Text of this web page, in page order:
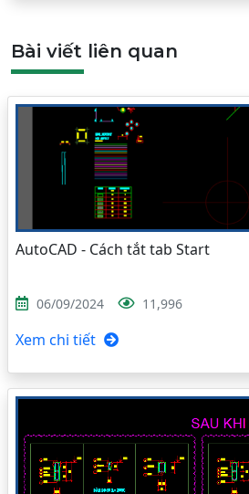
Bài viết liên quan
AutoCAD - Cách tắt tab Start
06/09/2024 11,996
Xem chi tiết